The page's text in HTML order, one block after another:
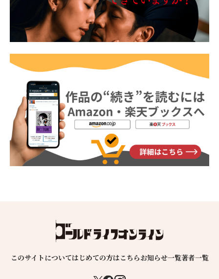
このサイトについてはじめての方はこちらお知らせ一覧著者一覧